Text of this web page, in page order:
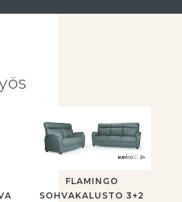
FLAMINGO
SOHVAKALUSTO 3+2